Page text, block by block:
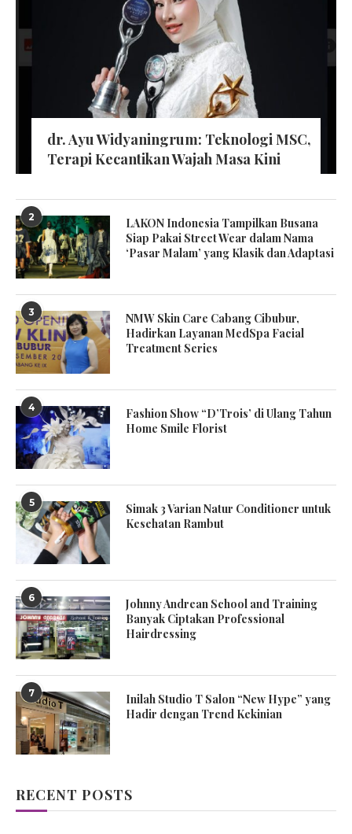
dr. Ayu Widyaningrum: Teknologi MSC,
Terapi Kecantikan Wajah Masa Kini
2
LAKON Indonesia Tampilkan Busana
Siap Pakai Street Wear dalam Nama
‘Pasar Malam’ yang Klasik dan Adaptasi
3
NMW Skin Care Cabang Cibubur,
Hadirkan Layanan MedSpa Facial
Treatment Series
4
Fashion Show “D’Trois’ di Ulang Tahun
Home Smile Florist
5
Simak 3 Varian Natur Conditioner untuk
Kesehatan Rambut
6
Johnny Andrean School and Training
Banyak Ciptakan Professional
Hairdressing
7
Inilah Studio T Salon “New Hype” yang
Hadir dengan Trend Kekinian
RECENT POSTS